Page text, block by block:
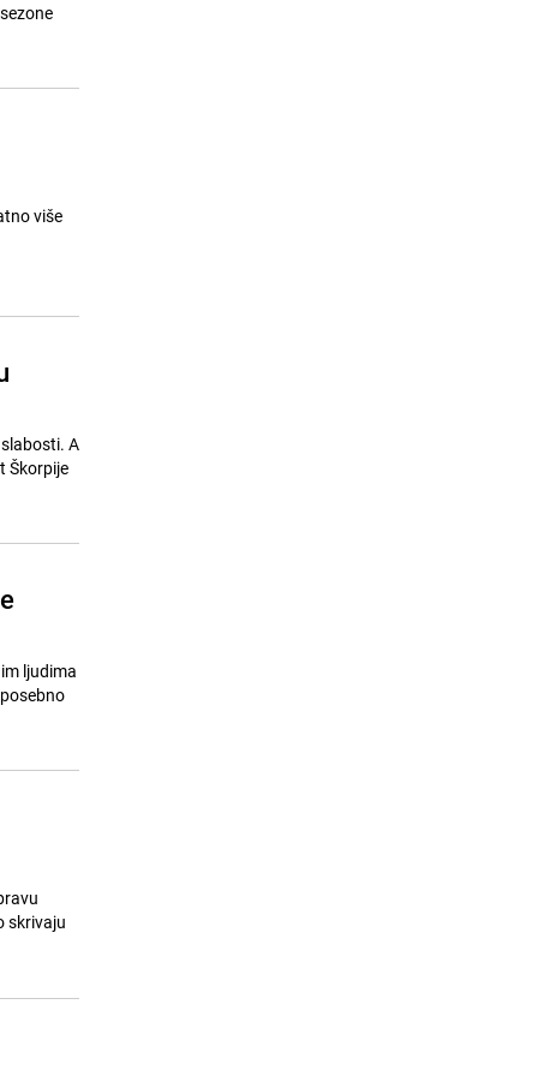
više
A
Škorpije
ljudima
skrivaju